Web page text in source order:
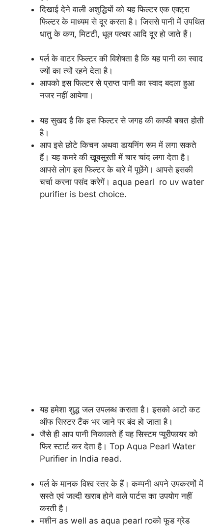
दिखाई देने वाली अशुद्धियों को यह फिल्टर एक एक्ट्रा
फिल्टर के माध्यम से दूर करता है। जिससे पानी में उपथित
धातु के कण, मिटटी, धूल पत्थर आदि दूर हो जाते हैं।
पर्ल के वाटर फिल्टर की विशेषता है कि यह पानी का स्वाद
ज्यों का त्यों रहने देता है।
आपको इस फिल्टर से प्राप्त पानी का स्वाद बदला हुआ
नजर नहीं आयेगा।
यह सुखद है कि इस फिल्टर से जगह की काफी बचत होती
है।
आप इसे छोटे किचन अथवा डायनिंग रूम में लगा सकते
हैं। यह कमरे की खूबसूरती में चार चांद लगा देता है।
आपसे लोग इस फिल्टर के बारे में पूछेंगे। आपसे इसकी
चर्चा करना पसंद करेगें। aqua pearl ro uv water
purifier is best choice.
यह हमेशा शुद्ध जल उपलब्ध कराता है। इसको आटो कट
ऑफ सिस्टर टैंक भर जाने पर बंद हो जाता है।
जैसे ही आप पानी निकालते हैं यह सिस्टम प्यूरीफायर को
फिर स्टार्ट कर देता है। Top Aqua Pearl Water
Purifier in India read.
पर्ल के मानक विश्व स्तर के हैं। कम्पनी अपने उपकरणों में
सस्ते एवं जल्दी खराब होने वाले पार्टस का उपयोग नहीं
करती है।
मशीन as well as aqua pearl roको फूड ग्रेड